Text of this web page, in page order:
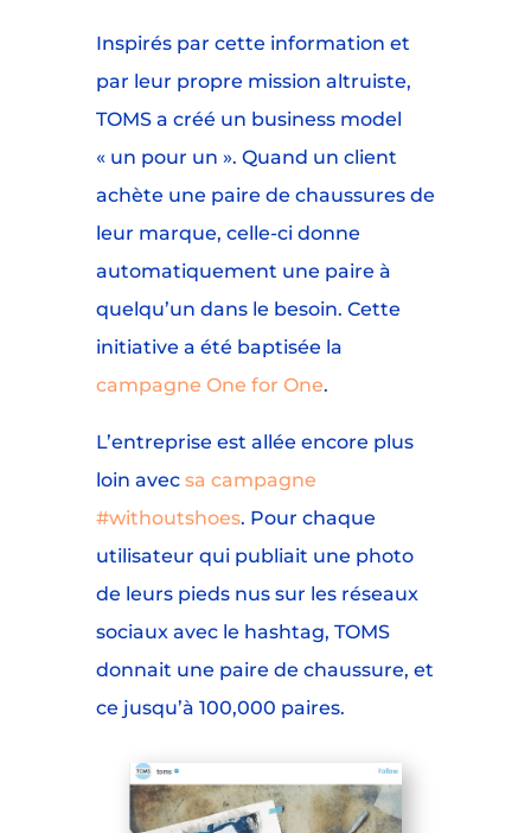
Inspirés par cette information et
par leur propre mission altruiste,
TOMS a créé un business model
« un pour un ». Quand un client
achète une paire de chaussures de
leur marque, celle-ci donne
automatiquement une paire à
quelqu’un dans le besoin. Cette
initiative a été baptisée la
campagne One for One.
L’entreprise est allée encore plus
loin avec sa campagne
#withoutshoes. Pour chaque
utilisateur qui publiait une photo
de leurs pieds nus sur les réseaux
sociaux avec le hashtag, TOMS
donnait une paire de chaussure, et
ce jusqu’à 100,000 paires.